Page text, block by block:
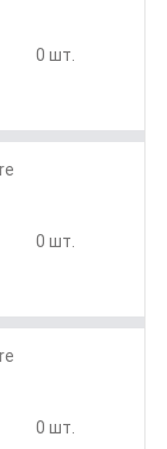
0 шт.
0 шт.
0 шт.